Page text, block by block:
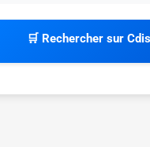
🛒 Rechercher sur